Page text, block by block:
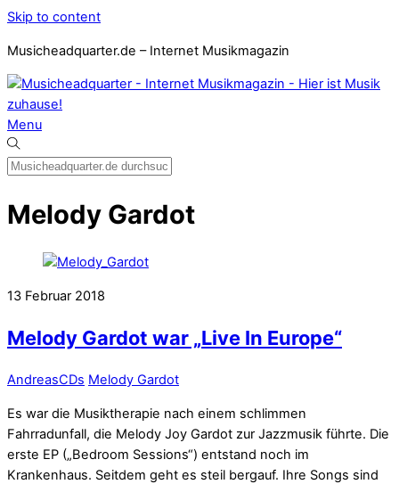
Skip to content
Musicheadquarter.de – Internet Musikmagazin
Menu
Melody Gardot
13 Februar 2018
Melody Gardot war „Live In Europe“
AndreasCDs Melody Gardot
Es war die Musiktherapie nach einem schlimmen
Fahrradunfall, die Melody Joy Gardot zur Jazzmusik führte. Die
erste EP („Bedroom Sessions“) entstand noch im
Krankenhaus. Seitdem geht es steil bergauf. Ihre Songs sind